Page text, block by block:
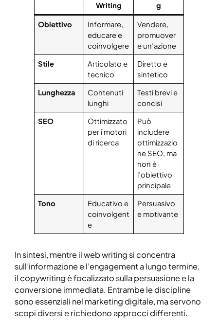
Writing
g
Obiettivo
Informare,
educare e
coinvolgere
Vendere,
promuover
e un’azione
Stile
Articolato e
tecnico
Diretto e
sintetico
Lunghezza
Contenuti
lunghi
Testi brevi e
concisi
SEO
Ottimizzato
per i motori
di ricerca
Può
includere
ottimizzazio
ne SEO, ma
non è
l’obiettivo
principale
Tono
Educativo e
coinvolgent
e
Persuasivo
e motivante
In sintesi, mentre il web writing si concentra
sull’informazione e l’engagement a lungo termine,
il copywriting è focalizzato sulla persuasione e la
conversione immediata. Entrambe le discipline
sono essenziali nel marketing digitale, ma servono
scopi diversi e richiedono approcci differenti.